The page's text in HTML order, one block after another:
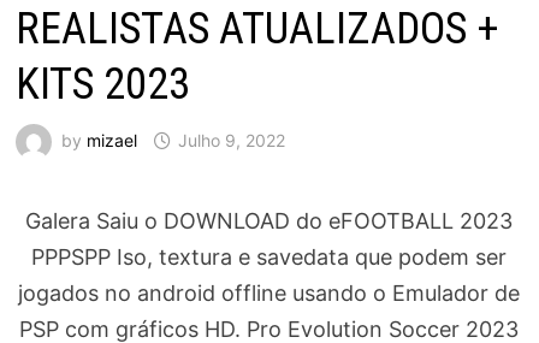
REALISTAS ATUALIZADOS +
KITS 2023
by mizael Julho 9, 2022
Galera Saiu o DOWNLOAD do eFOOTBALL 2023
PPPSPP Iso, textura e savedata que podem ser
jogados no android offline usando o Emulador de
PSP com gráficos HD. Pro Evolution Soccer 2023